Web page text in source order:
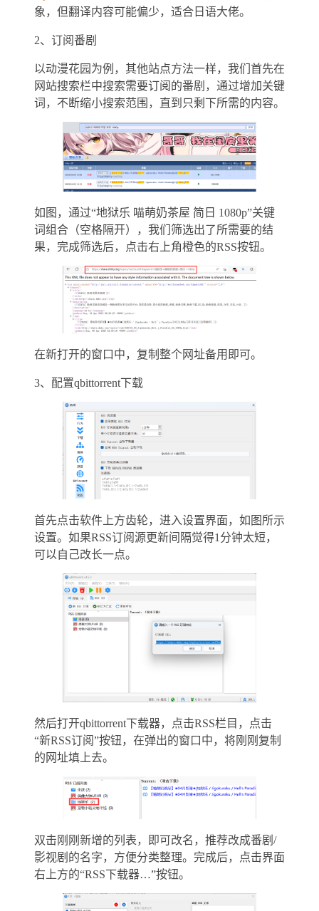
象，但翻译内容可能偏少，适合日语大佬。
2、订阅番剧
以动漫花园为例，其他站点方法一样，我们首先在
网站搜索栏中搜索需要订阅的番剧，通过增加关键
词，不断缩小搜索范围，直到只剩下所需的内容。
如图，通过“地狱乐 喵萌奶茶屋 简日 1080p”关键
词组合（空格隔开），我们筛选出了所需要的结
果，完成筛选后，点击右上角橙色的RSS按钮。
在新打开的窗口中，复制整个网址备用即可。
3、配置qbittorrent下载
首先点击软件上方齿轮，进入设置界面，如图所示
设置。如果RSS订阅源更新间隔觉得1分钟太短，
可以自己改长一点。
然后打开qbittorrent下载器，点击RSS栏目，点击
“新RSS订阅”按钮，在弹出的窗口中，将刚刚复制
的网址填上去。
双击刚刚新增的列表，即可改名，推荐改成番剧/
影视剧的名字，方便分类整理。完成后，点击界面
右上方的“RSS下载器…”按钮。